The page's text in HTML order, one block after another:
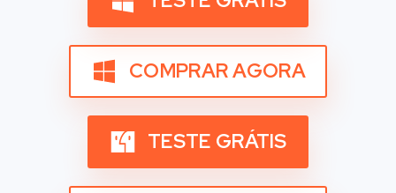
COMPRAR AGORA
TESTE GRÁTIS